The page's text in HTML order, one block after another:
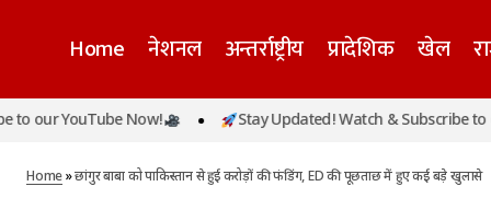
Home नेशनल अन्तर्राष्ट्रीय प्रादेशिक खेल
भारत में उपराष्ट्रपति पद का चुनाव 9 सितंबर को होगा,
उत्तर प्रदेश
नेशनल
Now! Stay Updated! Watch & Subscribe to our
Home»छांगुर बाबा को पाकिस्तान से हुई करोड़ों की फंडिंग, ED की पूछताछ में हुए कई बड़े खुलासे